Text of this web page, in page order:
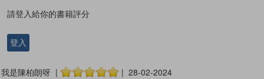
請登入給你的書籍評分
登入
我是陳柏朗呀 | | 28-02-2024